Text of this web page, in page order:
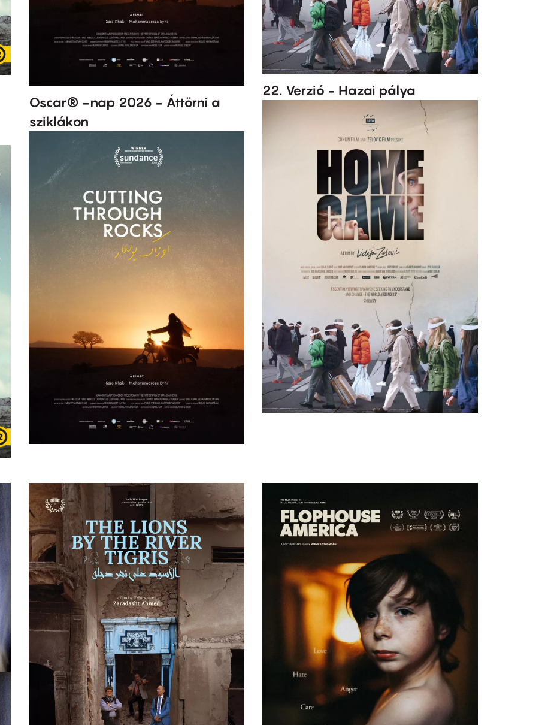
Oscar® -nap 2026 - Áttörni a
sziklákon
22. Verzió - Hazai pálya